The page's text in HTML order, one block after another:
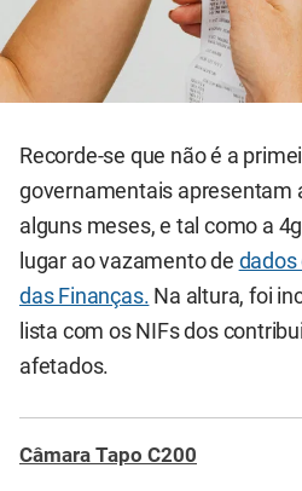
Recorde-se que não é a
governamentais apresentam
alguns meses, e tal como a
lugar ao vazamento de dados
das Finanças. Na altura, foi
lista com os NIFs dos
afetados.
Câmara Tapo C200